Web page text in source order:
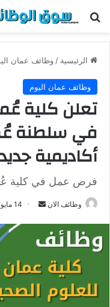
بحث عن
الرئيسية /وظائف عمان
وظائف عمان اليوم
تعلن كلية
في سلطنة
أكاديمية
فرص عمل في كلية
وظائف الان
ل
ب
ر
14 مايو، 2026